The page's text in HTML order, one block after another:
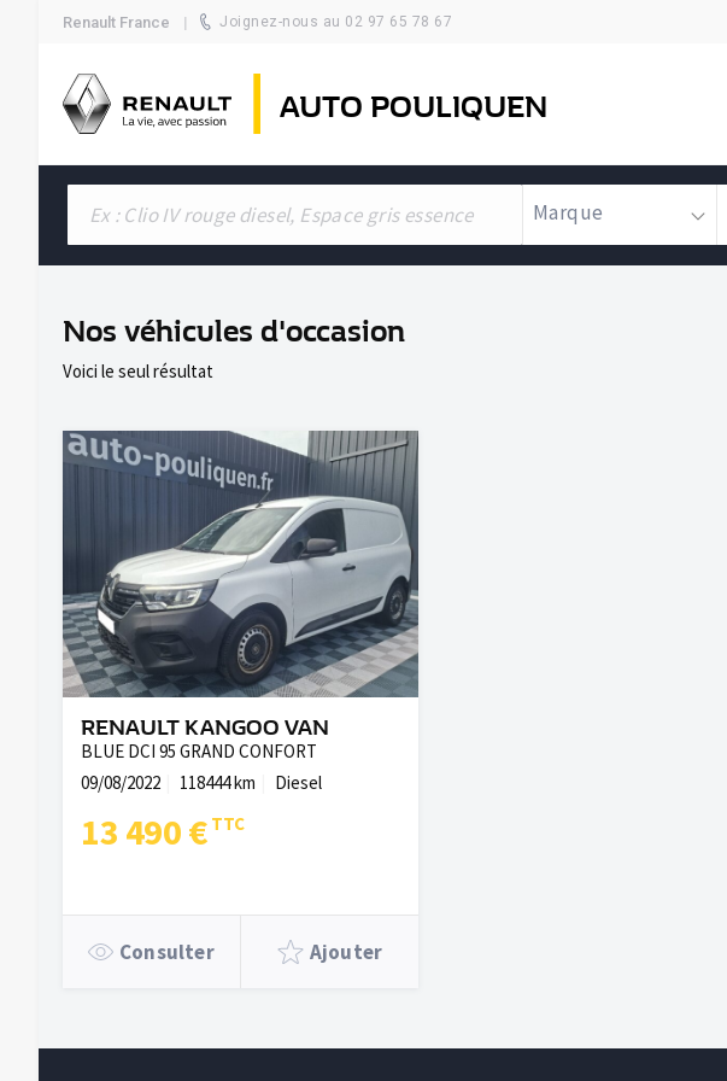
Renault France Joignez-nous au 02 97 65 78 67
AUTO POULIQUEN
Marque
Nos véhicules d'occasion
Voici le seul résultat
RENAULT KANGOO VAN
BLUE DCI 95 GRAND CONFORT
09/08/2022
118444 km Diesel
13 490 €
Consulter Ajouter